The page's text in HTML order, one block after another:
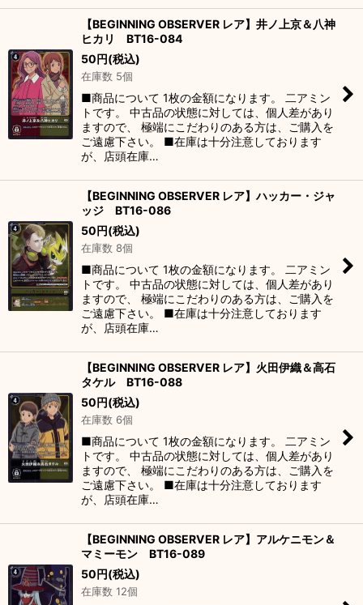
【BEGINNING OBSERVER レア】井ノ上京＆八神
ヒカリ BT16-084
50円(税込)
在庫数 5個
■商品について 1枚の金額になります。 二アミン
トです。 中古品の状態に対しては、個人差があり
ますので、 極端にこだわりのある方は、ご購入を
ご遠慮下さい。 ■在庫は十分注意しております
が、店頭在庫…
【BEGINNING OBSERVER レア】ハッカー・ジャ
ッジ BT16-086
50円(税込)
在庫数 8個
■商品について 1枚の金額になります。 二アミン
トです。 中古品の状態に対しては、個人差があり
ますので、 極端にこだわりのある方は、ご購入を
ご遠慮下さい。 ■在庫は十分注意しております
が、店頭在庫…
【BEGINNING OBSERVER レア】火田伊織＆高石
タケル BT16-088
50円(税込)
在庫数 6個
■商品について 1枚の金額になります。 二アミン
トです。 中古品の状態に対しては、個人差があり
ますので、 極端にこだわりのある方は、ご購入を
ご遠慮下さい。 ■在庫は十分注意しております
が、店頭在庫…
【BEGINNING OBSERVER レア】アルケニモン＆
マミーモン BT16-089
50円(税込)
在庫数 12個